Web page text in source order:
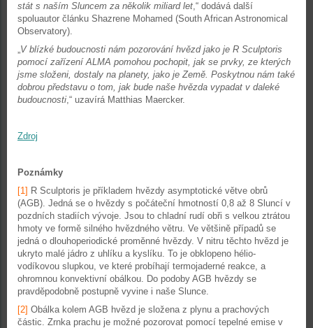
stát s naším Sluncem za několik miliard let,“ dodává další
spoluautor článku Shazrene Mohamed (South African Astronomical
Observatory).
„V blízké budoucnosti nám pozorování hvězd jako je R Sculptoris
pomocí zařízení ALMA pomohou pochopit, jak se prvky, ze kterých
jsme složeni, dostaly na planety, jako je Země. Poskytnou nám také
dobrou představu o tom, jak bude naše hvězda vypadat v daleké
budoucnosti,“ uzavírá Matthias Maercker.
Zdroj
Poznámky
[1] R Sculptoris je příkladem hvězdy asymptotické větve obrů
(AGB). Jedná se o hvězdy s počáteční hmotností 0,8 až 8 Sluncí v
pozdních stadiích vývoje. Jsou to chladní rudí obři s velkou ztrátou
hmoty ve formě silného hvězdného větru. Ve většině případů se
jedná o dlouhoperiodické proměnné hvězdy. V nitru těchto hvězd je
ukryto malé jádro z uhlíku a kyslíku. To je obklopeno hélio-
vodíkovou slupkou, ve které probíhají termojaderné reakce, a
ohromnou konvektivní obálkou. Do podoby AGB hvězdy se
pravděpodobně postupně vyvine i naše Slunce.
[2] Obálka kolem AGB hvězd je složena z plynu a prachových
částic. Zrnka prachu je možné pozorovat pomocí tepelné emise v